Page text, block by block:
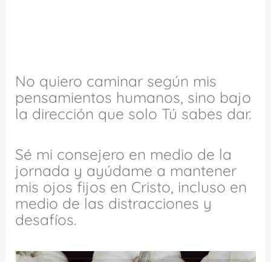
No quiero caminar según mis
pensamientos humanos, sino bajo
la dirección que solo Tú sabes dar.
Sé mi consejero en medio de la
jornada y ayúdame a mantener
mis ojos fijos en Cristo, incluso en
medio de las distracciones y
desafíos.